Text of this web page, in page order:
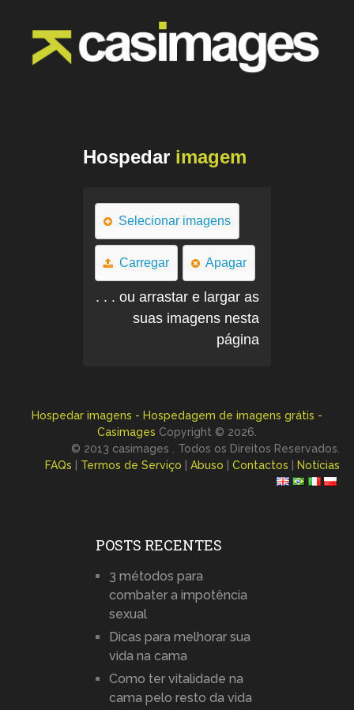
Hospedar imagem
Selecionar imagens
Carregar Apagar
. . . ou arrastar e largar as
suas imagens nesta
página
Hospedar imagens - Hospedagem de imagens grátis -
Casimages Copyright © 2026.
© 2013 casimages . Todos os Direitos Reservados.
FAQs
Termos de Serviço |Abuso |Contactos Notícias
POSTS RECENTES
3 métodos para
combater a impotência
sexual
Dicas para melhorar sua
vida na cama
Como ter vitalidade na
cama pelo resto da vida